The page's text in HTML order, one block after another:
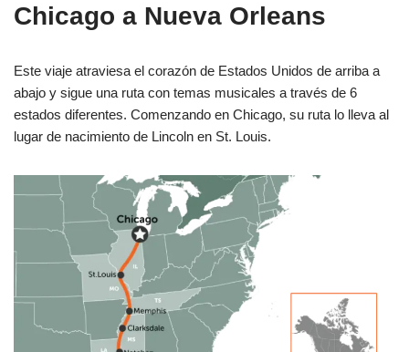
Chicago a Nueva Orleans
Este viaje atraviesa el corazón de Estados Unidos de arriba a
abajo y sigue una ruta con temas musicales a través de 6
estados diferentes. Comenzando en Chicago, su ruta lo lleva al
lugar de nacimiento de Lincoln en St. Louis.